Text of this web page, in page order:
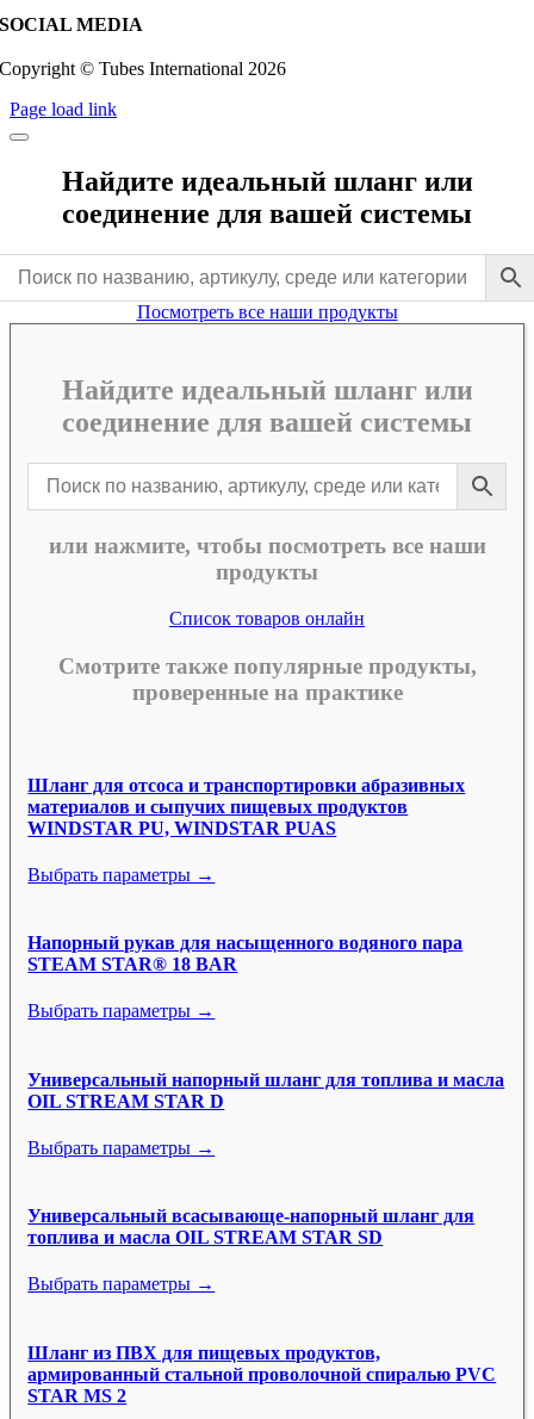
SOCIAL MEDIA
Copyright © Tubes International 2026
Page load link
Найдите идеальный шланг или
соединение для вашей системы
Посмотреть все наши продукты
Найдите идеальный шланг или
соединение для вашей системы
или нажмите, чтобы посмотреть все наши
продукты
Список товаров онлайн
Смотрите также популярные продукты,
проверенные на практике
Шланг для отсоса и транспортировки абразивных
материалов и сыпучих пищевых продуктов
WINDSTAR PU, WINDSTAR PUAS
Выбрать параметры →
Напорный рукав для насыщенного водяного пара
STEAM STAR® 18 BAR
Выбрать параметры →
Универсальный напорный шланг для топлива и масла
OIL STREAM STAR D
Выбрать параметры →
Универсальный всасывающе-напорный шланг для
топлива и масла OIL STREAM STAR SD
Выбрать параметры →
Шланг из ПВХ для пищевых продуктов,
армированный стальной проволочной спиралью PVC
STAR MS 2